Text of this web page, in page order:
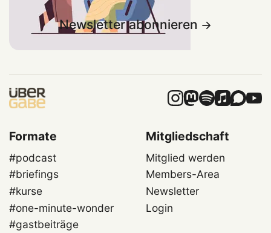
Newsletter abonnieren
Formate
#podcast
#briefings
#kurse
#one-minute-wonder
#gastbeiträge
Mitgliedschaft
Mitglied werden
Members-Area
Newsletter
Login